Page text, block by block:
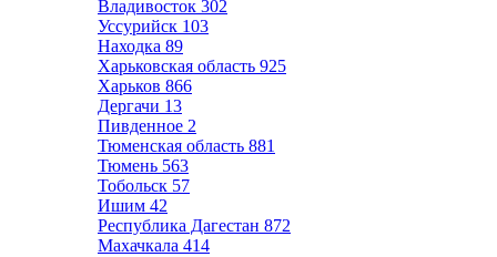
Владивосток 302
Уссурийск 103
Находка 89
Харьковская область 925
Харьков 866
Дергачи 13
Пивденное 2
Тюменская область 881
Тюмень 563
Тобольск 57
Ишим 42
Республика Дагестан 872
Махачкала 414